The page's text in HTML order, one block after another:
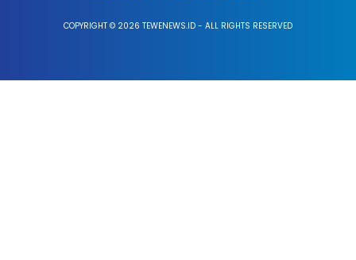
COPYRIGHT © 2026 TEWENEWS.ID - ALL RIGHTS RESERVED